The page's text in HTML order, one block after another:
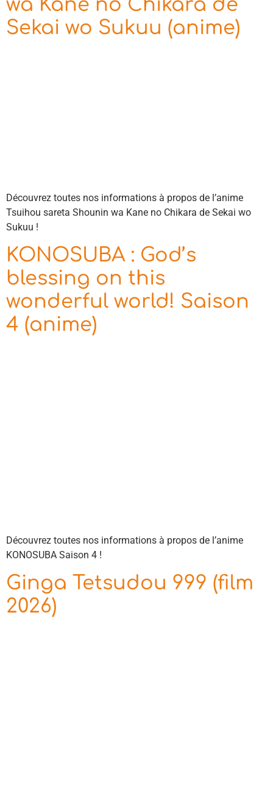
wa Kane no Chikara de
Sekai wo Sukuu (anime)
Découvrez toutes nos informations à propos de l’anime
Tsuihou sareta Shounin wa Kane no Chikara de Sekai wo
Sukuu !
KONOSUBA : God’s
blessing on this
wonderful world! Saison
4 (anime)
Découvrez toutes nos informations à propos de l’anime
KONOSUBA Saison 4 !
Ginga Tetsudou 999 (film
2026)